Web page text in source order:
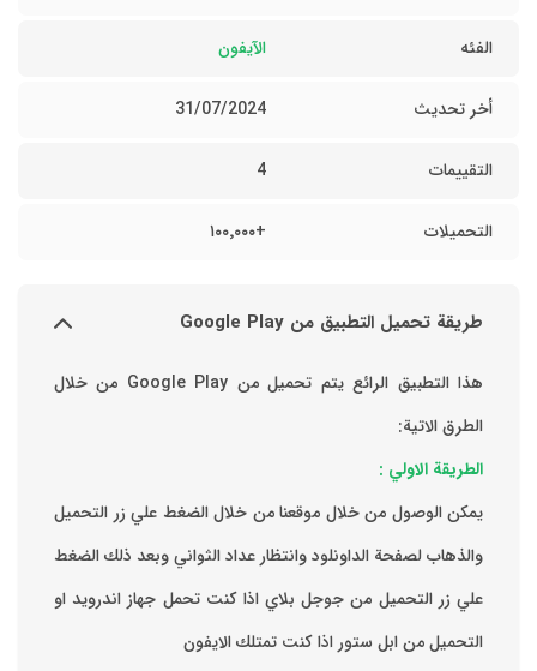
الفئه الآيفون
أخر تحديث 31/07/2024
التقييمات 4
التحميلات +١٠٠٬٠٠٠
طريقة تحميل التطبيق من Google Play
هذا التطبيق الرائع يتم تحميل من Google Play من خلال
الطرق الاتية:
الطريقة الاولي :
يمكن الوصول من خلال موقعنا من خلال الضغط علي زر التحميل
والذهاب لصفحة الداونلود وانتظار عداد الثواني وبعد ذلك الضغط
علي زر التحميل من جوجل بلاي اذا كنت تحمل جهاز اندرويد او
التحميل من ابل ستور اذا كنت تمتلك الايفون